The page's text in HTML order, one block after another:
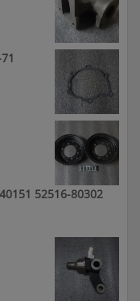
52516-80302